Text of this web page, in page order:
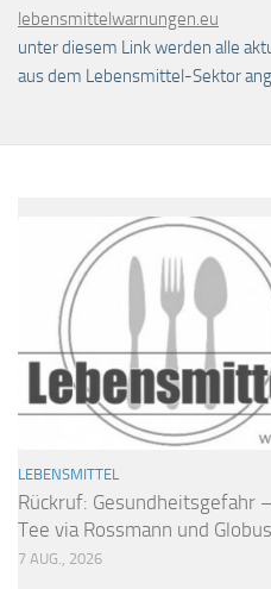
lebensmittelwarnungen.eu
unter diesem Link werden alle
aus dem Lebensmittel-Sektor
LEBENSMITTEL
Rückruf: Gesundheitsgefahr
Tee via Rossmann und
7 AUG., 2026